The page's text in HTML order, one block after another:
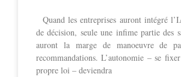
Quand les entreprises auront intégré
de décision, seule une infime partie des
auront la marge de manoeuvre de
recommandations. L’autonomie – se
propre loi – deviendra